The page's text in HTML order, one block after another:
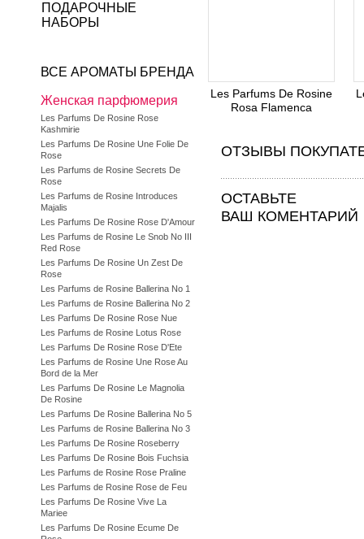
Les Parfums De Rosine
Rosa Flamenca
ОТЗЫВЫ
ОСТАВЬТЕ
ВАШ КОМЕНТАРИЙ
ПОДАРОЧНЫЕ
НАБОРЫ
ВСЕ АРОМАТЫ БРЕНДА
Женская парфюмерия
Les Parfums De Rosine Rose
Kashmirie
Les Parfums De Rosine Une Folie De
Rose
Les Parfums de Rosine Secrets De
Rose
Les Parfums de Rosine Introduces
Majalis
Les Parfums De Rosine Rose D'Amour
Les Parfums de Rosine Le Snob No III
Red Rose
Les Parfums De Rosine Un Zest De
Rose
Les Parfums de Rosine Ballerina No 1
Les Parfums de Rosine Ballerina No 2
Les Parfums De Rosine Rose Nue
Les Parfums de Rosine Lotus Rose
Les Parfums De Rosine Rose D'Ete
Les Parfums de Rosine Une Rose Au
Bord de la Mer
Les Parfums De Rosine Le Magnolia
De Rosine
Les Parfums De Rosine Ballerina No 5
Les Parfums de Rosine Ballerina No 3
Les Parfums De Rosine Roseberry
Les Parfums De Rosine Bois Fuchsia
Les Parfums de Rosine Rose Praline
Les Parfums de Rosine Rose de Feu
Les Parfums De Rosine Vive La
Mariee
Les Parfums De Rosine Ecume De